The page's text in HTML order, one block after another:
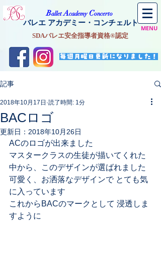
​BalletAcademyConcerto
バレエ アカデミー・コンチェルト
MENU
SDAバレエ安全指導者資格®認定
毎週月曜日更新になりました！
記事
BACロゴ
2018年10月17日 読了時間: 1分
更新日： 2018年10月26日
ACのロゴが出来ました
マスタークラスの生徒が描いてくれた
中から、このデザインが選ばれました
可愛く、お洒落なデザインで とても気
に入っています
これからBACのマークとして 浸透しま
すように